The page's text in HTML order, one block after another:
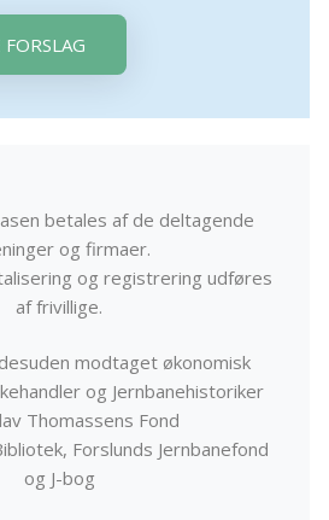
betales af de deltagende
og firmaer.
og registrering udføres
af frivillige.
modtaget økonomisk
og Jernbanehistoriker
Thomassens Fond
Forslunds Jernbanefond
og J-bog